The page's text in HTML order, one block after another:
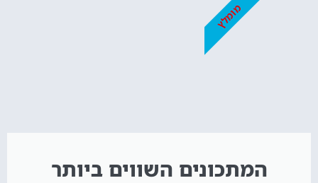
המתכונים השווים ביותר
מומלץ